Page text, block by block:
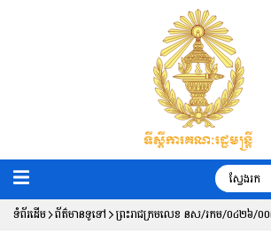
ទំព័រដើម ព័ត៌មានទូទៅ ព្រះរាជក្រមលេខ នស/រកម/០៤២៦/០